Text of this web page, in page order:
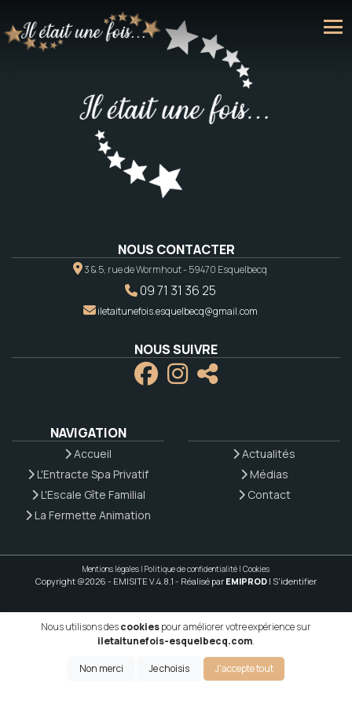
NOUS CONTACTER
3 & 5, rue de Wormhout - 59470 Esquelbecq
09 71 31 36 25
iletaitunefois.esquelbecq@gmail.com
NOUS SUIVRE
NAVIGATION
Accueil
L'Entracte Spa Privatif
L'Escale Gîte Familial
La Fermette Animation
Actualités
Médias
Contact
Mentions légales | Politique de confidentialité | Cookies
Copyright @2026 - EMISITE V.4.8.1 - Réalisé par EMIPROD | S'identifier
Nous utilisons descookiespour améliorer votre expérience sur
iletaitunefois-esquelbecq.com.
Non merci Je choisis J'accepte tout